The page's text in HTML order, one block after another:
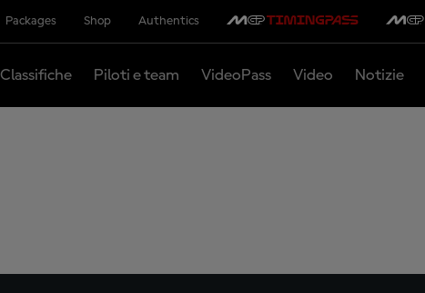
Packages Shop Authentics
Classifiche Piloti e team VideoPass Video Notizie